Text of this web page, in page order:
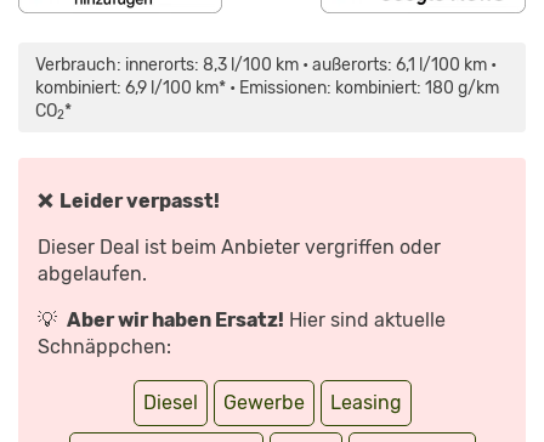
Verbrauch: innerorts: 8,3 l/100 km • außerorts: 6,1 l/100 km •
kombiniert: 6,9 l/100 km* • Emissionen: kombiniert: 180 g/km
CO2*
❌ Leider verpasst!
Dieser Deal ist beim Anbieter vergriffen oder
abgelaufen.
💡 Aber wir haben Ersatz! Hier sind aktuelle
Schnäppchen:
Diesel Gewerbe Leasing
MAPS.GOOGLE.DE
ANZEIGEN
MULTIVAN
(2019):
TEST
BUS
–
YOUTUBE